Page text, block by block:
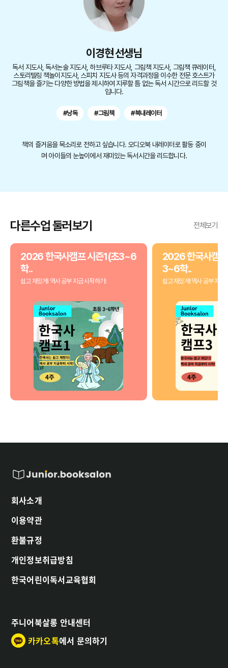
이경현 선생님
독서 지도사, 독서논술 지도사, 하브루타 지도사, 그림책 지도사, 그림책 큐레이터,
스토리텔링 책놀이지도사, 스피치 지도사 등의 자격과정을 이수한 전문 호스트가
그림책을 즐기는 다양한 방법을 제시하여 지루할 틈 없는 독서 시간으로 리드할 것
입니다.
#낭독 #그림책 #북내레이터
책의 즐거움을 목소리로 전하고 싶습니다. 오디오북 내레이터로 활동 중이
며 아이들의 눈높이에서 재미있는 독서시간을 리드합니다.
다른수업 둘러보기 전체보기
2026 한국사캠프 시즌1(초3~6
학..
쉽고 재밌게! 역사 공부 지금 시작하기!
2026 한국사캠
3~6학..
쉽고 재밌게! 역사 공부 지금
회사소개
이용약관
환불규정
개인정보취급방침
한국어린이독서교육협회
주니어북살롱 안내센터
카카오톡에서 문의하기